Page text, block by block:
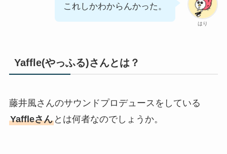
はり
これしかわからんかった。
Yaffle(やっふる)さんとは？
藤井風さんのサウンドプロデュースをしている
Yaffleさんとは何者なのでしょうか。